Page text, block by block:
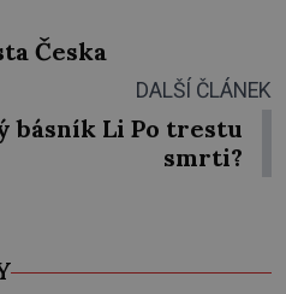
Česka
DALŠÍ ČLÁNEK
básník Li Po trestu
smrti?